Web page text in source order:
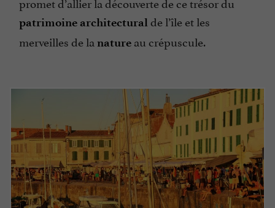
patrimoine architectural de l’île et les
merveilles de la nature au crépuscule.